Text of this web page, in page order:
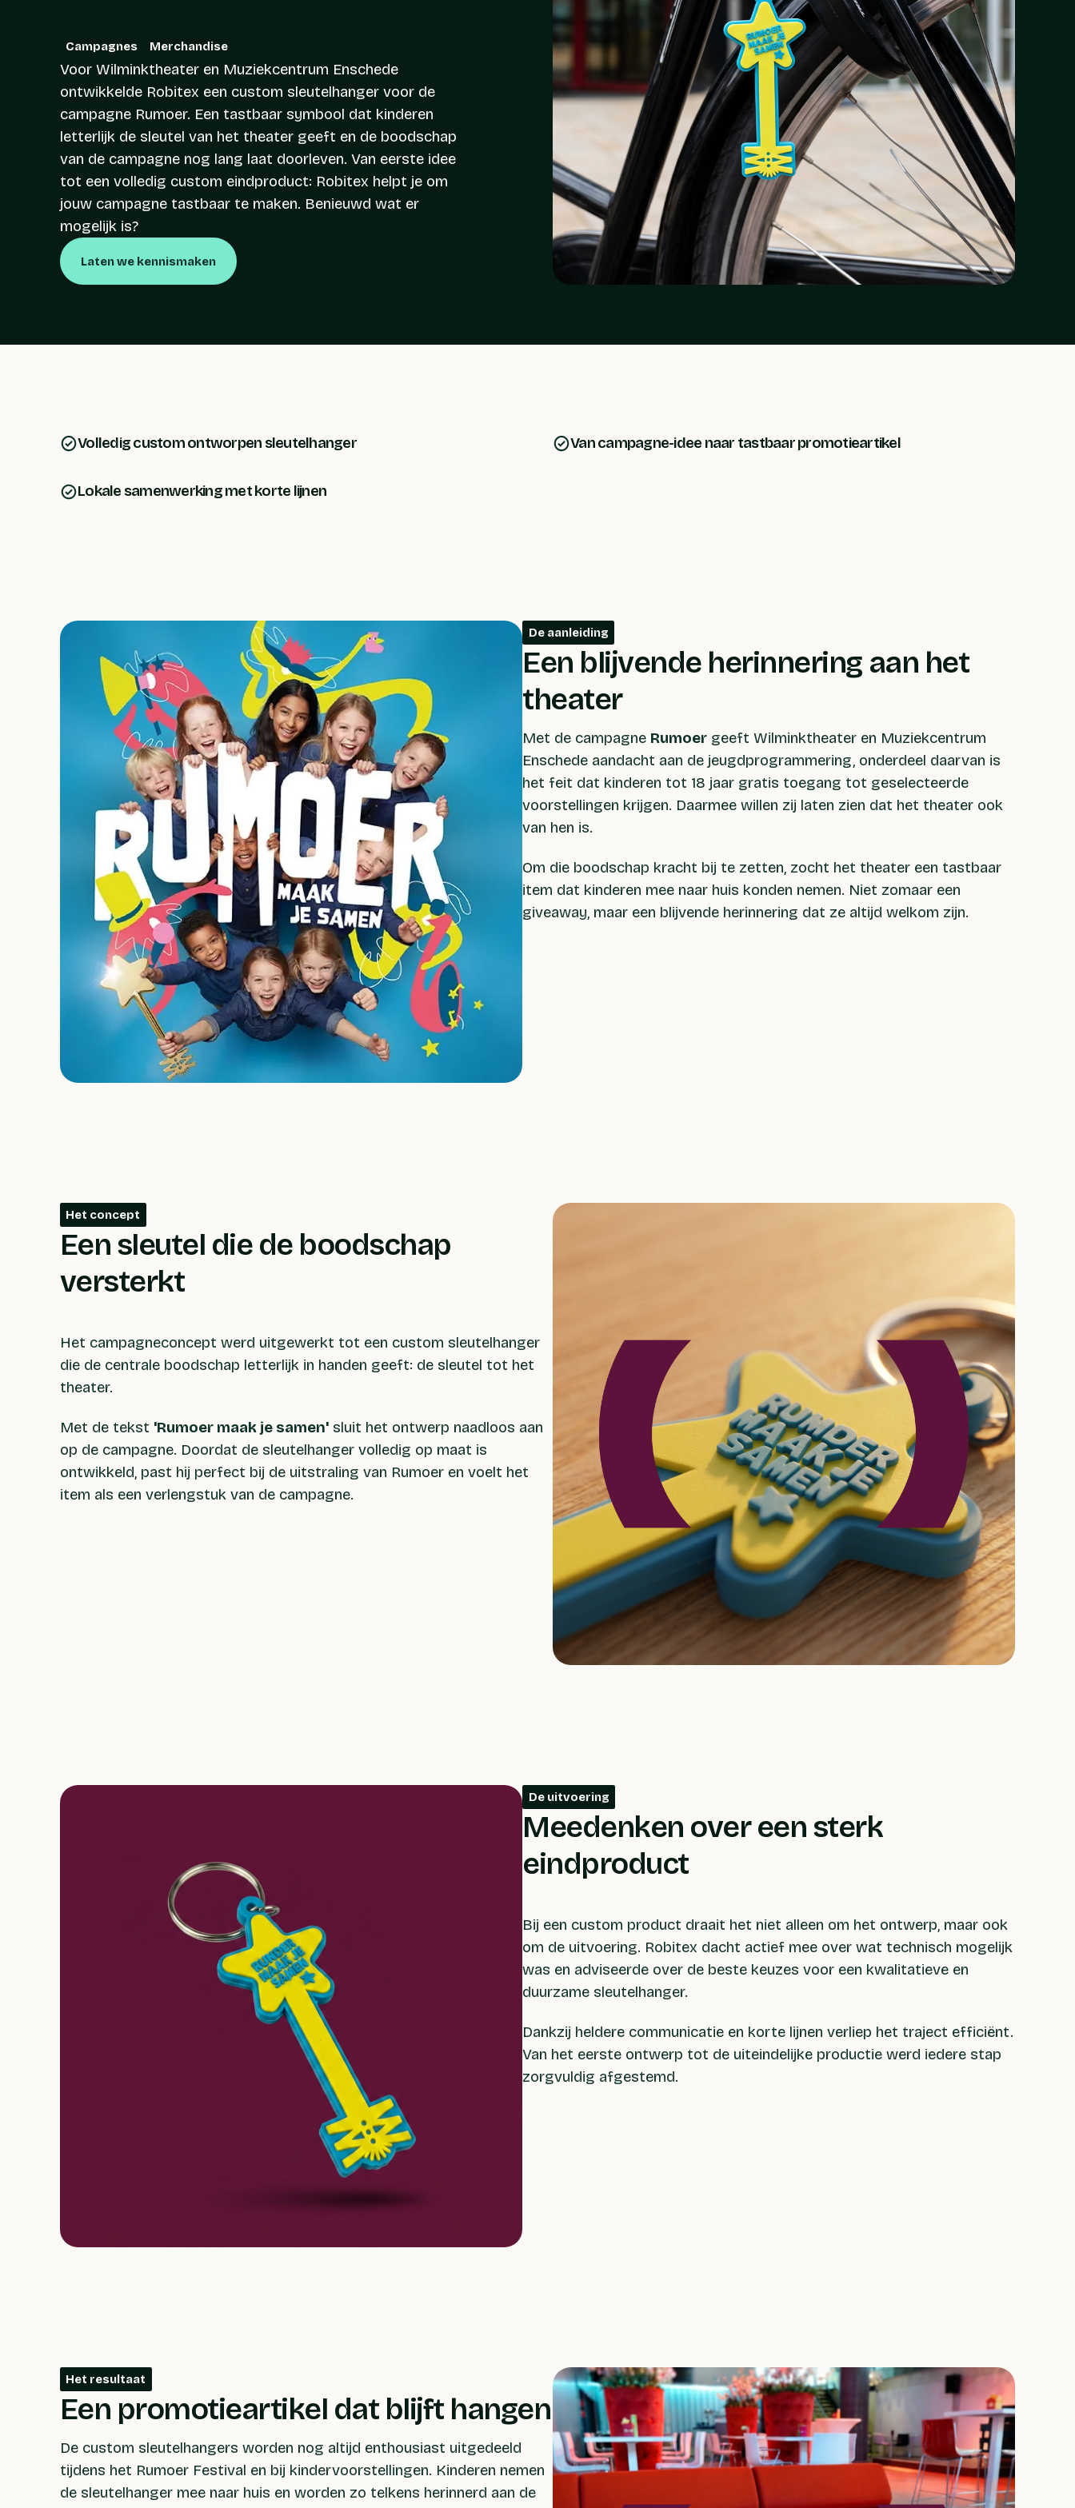
Campagnes Merchandise
Voor Wilminktheater en Muziekcentrum Enschede
ontwikkelde Robitex een custom sleutelhanger voor de
campagne Rumoer. Een tastbaar symbool dat kinderen
letterlijk de sleutel van het theater geeft en de boodschap
van de campagne nog lang laat doorleven. Van eerste idee
tot een volledig custom eindproduct: Robitex helpt je om
jouw campagne tastbaar te maken. Benieuwd wat er
mogelijk is?
Laten we kennismaken
Volledig custom ontworpen sleutelhanger Van campagne-idee naar tastbaar promotieartikel
Lokale samenwerking met korte lijnen
De aanleiding
Een blijvende herinnering aan het
theater
Met de campagne Rumoer geeft Wilminktheater en Muziekcentrum
Enschede aandacht aan de jeugdprogrammering, onderdeel daarvan is
het feit dat kinderen tot 18 jaar gratis toegang tot geselecteerde
voorstellingen krijgen. Daarmee willen zij laten zien dat het theater ook
van hen is.
Om die boodschap kracht bij te zetten, zocht het theater een tastbaar
item dat kinderen mee naar huis konden nemen. Niet zomaar een
giveaway, maar een blijvende herinnering dat ze altijd welkom zijn.
Het concept
Een sleutel die de boodschap
versterkt
Het campagneconcept werd uitgewerkt tot een custom sleutelhanger
die de centrale boodschap letterlijk in handen geeft: de sleutel tot het
theater.
Met de tekst 'Rumoer maak je samen'sluit het ontwerp naadloos aan
op de campagne. Doordat de sleutelhanger volledig op maat is
ontwikkeld, past hij perfect bij de uitstraling van Rumoer en voelt het
item als een verlengstuk van de campagne.
De uitvoering
Meedenken over een sterk
eindproduct
Bij een custom product draait het niet alleen om het ontwerp, maar ook
om de uitvoering. Robitex dacht actief mee over wat technisch mogelijk
was en adviseerde over de beste keuzes voor een kwalitatieve en
duurzame sleutelhanger.
Dankzij heldere communicatie en korte lijnen verliep het traject efficiënt.
Van het eerste ontwerp tot de uiteindelijke productie werd iedere stap
zorgvuldig afgestemd.
Het resultaat
Een promotieartikel dat blijft hangen
De custom sleutelhangers worden nog altijd enthousiast uitgedeeld
tijdens het Rumoer Festival en bij kindervoorstellingen. Kinderen nemen
de sleutelhanger mee naar huis en worden zo telkens herinnerd aan de